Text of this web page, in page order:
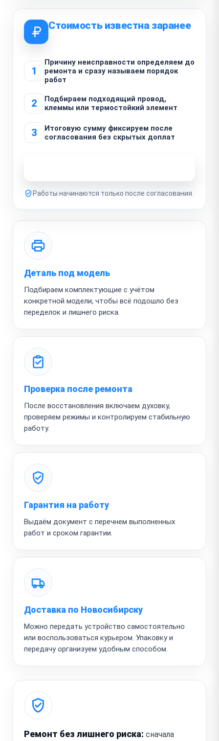
Стоимость известна заранее
1
Причину неисправности определяем до
ремонта и сразу называем порядок
работ
2
Подбираем подходящий провод,
клеммы или термостойкий элемент
3
Итоговую сумму фиксируем после
согласования без скрытых доплат
Работы начинаются только после согласования.
Деталь под модель
Подбираем комплектующие с учётом
конкретной модели, чтобы всё подошло без
переделок и лишнего риска.
Проверка после ремонта
После восстановления включаем духовку,
проверяем режимы и контролируем стабильную
работу.
Гарантия на работу
Выдаём документ с перечнем выполненных
работ и сроком гарантии.
Доставка по Новосибирску
Можно передать устройство самостоятельно
или воспользоваться курьером. Упаковку и
передачу организуем удобным способом.
Ремонт без лишнего риска: сначала